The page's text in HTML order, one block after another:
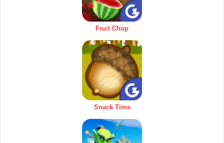
Fruit Chop
Snack Time